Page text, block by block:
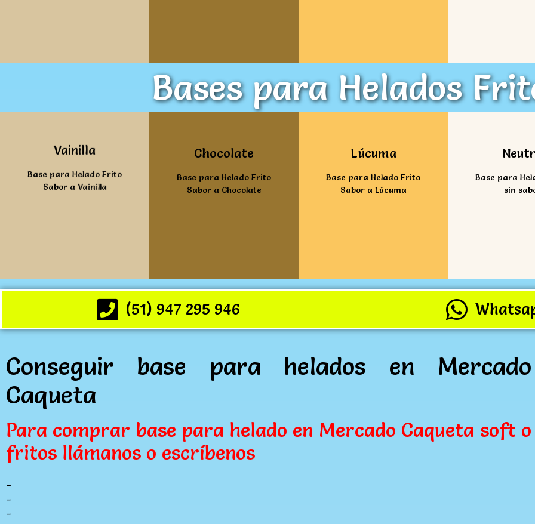
Bases para Helados
Vainilla
Base para Helado Frito
Sabor a Vainilla
Ver mas Chocolate
Base para Helado Frito
Sabor a Chocolate
Lúcuma
Base para Helado Frito
Sabor a Lúcuma
Base para
sin
(51) 947 295 946
Conseguir base para helados en Mercado
Caqueta
Para comprar base para helado en Mercado Caqueta soft o
fritos llámanos o escríbenos